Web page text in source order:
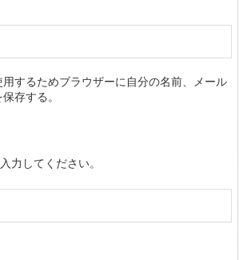
するためブラウザーに自分の名前、メール
存する。
力してください。